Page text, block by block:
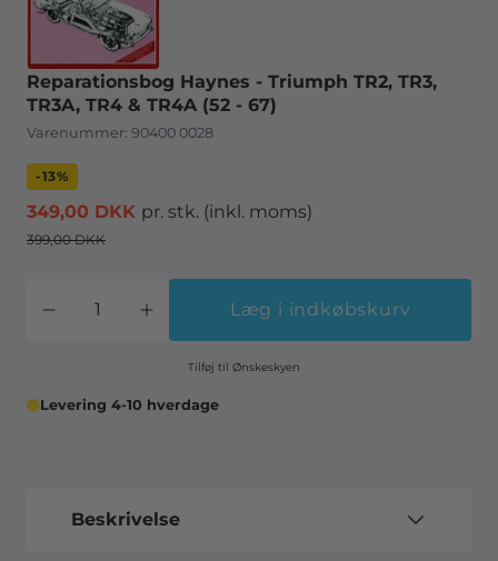
Reparationsbog Haynes - Triumph TR2, TR3,
TR3A, TR4 & TR4A (52 - 67)
Varenummer: 90400 0028
-13%
349,00 DKK pr. stk. (inkl. moms)
399,00 DKK
Læg i indkøbskurv
Tilføj til Ønskeskyen
Levering 4-10 hverdage
Beskrivelse